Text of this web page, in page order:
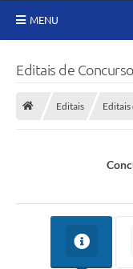
MENU
Arquivos
Relatório de Viagens
Editais de Concurso
Editais